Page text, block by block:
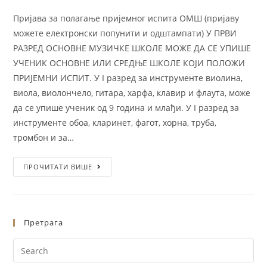
Пријава за полагање пријемног испита ОМШ (пријаву
можете електронски попунити и одштампати) У ПРВИ
РАЗРЕД ОСНОВНЕ МУЗИЧКЕ ШКОЛЕ МОЖЕ ДА СЕ УПИШЕ
УЧЕНИК ОСНОВНЕ ИЛИ СРЕДЊЕ ШКОЛЕ КОЈИ ПОЛОЖИ
ПРИЈЕМНИ ИСПИТ. У I разред за инструменте виолина,
виола, виолончело, гитара, харфа, клавир и флаута, може
да се упише ученик од 9 година и млађи. У I разред за
инструменте обоа, кларинет, фагот, хорна, труба,
тромбон и за…
ПРОЧИТАТИ ВИШЕ
Претрага